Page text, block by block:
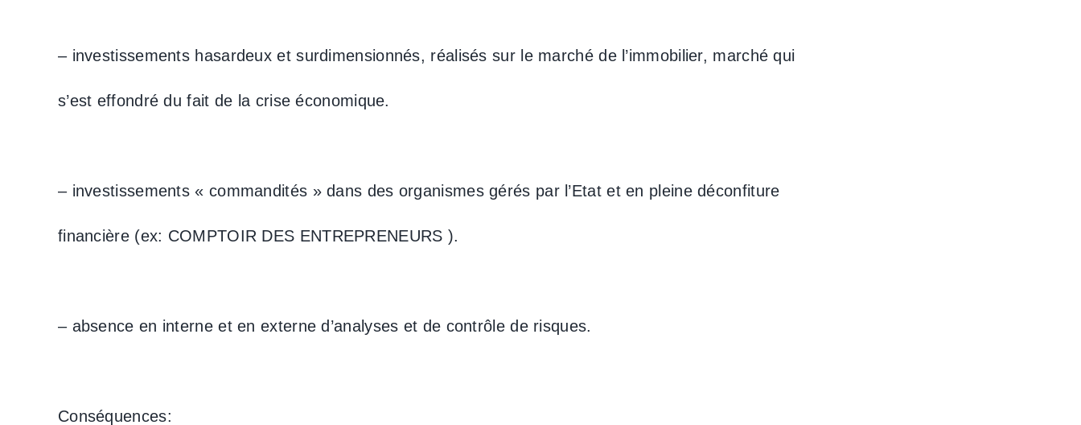
– investissements hasardeux et surdimensionnés, réalisés sur le marché de l’immobilier, marché qui
s’est effondré du fait de la crise économique.
– investissements « commandités » dans des organismes gérés par l’Etat et en pleine déconfiture
financière (ex: COMPTOIR DES ENTREPRENEURS ).
– absence en interne et en externe d’analyses et de contrôle de risques.
Conséquences: